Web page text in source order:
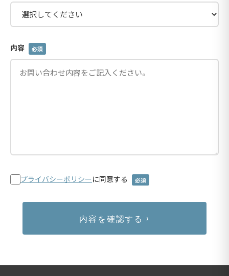
内容 必須
プライバシーポリシー に同意する 必須
内容を確認する ›